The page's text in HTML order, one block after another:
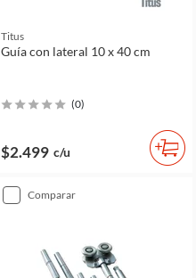
Titus
Guía con lateral 10 x 40 cm
(0)
$2.499 c/u
comparar